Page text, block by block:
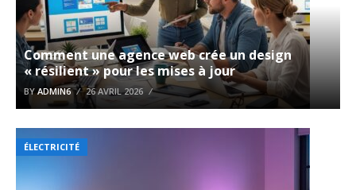
Comment une agence web crée un design
« résilient » pour les mises à jour
BYADMIN6 26 AVRIL 2026
ÉLECTRICITÉ